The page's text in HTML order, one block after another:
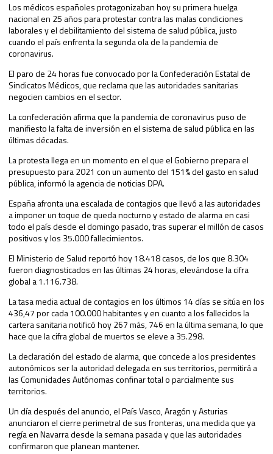
Los médicos españoles protagonizaban hoy su primera huelga
nacional en 25 años para protestar contra las malas condiciones
laborales y el debilitamiento del sistema de salud pública, justo
cuando el país enfrenta la segunda ola de la pandemia de
coronavirus.
El paro de 24 horas fue convocado por la Confederación Estatal de
Sindicatos Médicos, que reclama que las autoridades sanitarias
negocien cambios en el sector.
La confederación afirma que la pandemia de coronavirus puso de
manifiesto la falta de inversión en el sistema de salud pública en las
últimas décadas.
La protesta llega en un momento en el que el Gobierno prepara el
presupuesto para 2021 con un aumento del 151% del gasto en salud
pública, informó la agencia de noticias DPA.
España afronta una escalada de contagios que llevó a las autoridades
a imponer un toque de queda nocturno y estado de alarma en casi
todo el país desde el domingo pasado, tras superar el millón de casos
positivos y los 35.000 fallecimientos.
El Ministerio de Salud reportó hoy 18.418 casos, de los que 8.304
fueron diagnosticados en las últimas 24 horas, elevándose la cifra
global a 1.116.738.
La tasa media actual de contagios en los últimos 14 días se sitúa en los
436,47 por cada 100.000 habitantes y en cuanto a los fallecidos la
cartera sanitaria notificó hoy 267 más, 746 en la última semana, lo que
hace que la cifra global de muertos se eleve a 35.298.
La declaración del estado de alarma, que concede a los presidentes
autonómicos ser la autoridad delegada en sus territorios, permitirá a
las Comunidades Autónomas confinar total o parcialmente sus
territorios.
Un día después del anuncio, el País Vasco, Aragón y Asturias
anunciaron el cierre perimetral de sus fronteras, una medida que ya
regía en Navarra desde la semana pasada y que las autoridades
confirmaron que planean mantener.